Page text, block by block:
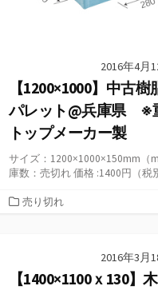
2016年4月
【1200×1000】中古
パレット@兵庫県 ※
トップメーカー製
サイズ：1200×1000×150mm（
庫数：売切れ 価格 :1400円（税
カ売り切れ
2016年3月
【1400×1100ｘ130】